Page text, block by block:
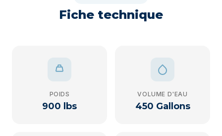
Fiche technique
POIDS
900 lbs
VOLUME D'EAU
450 Gallons